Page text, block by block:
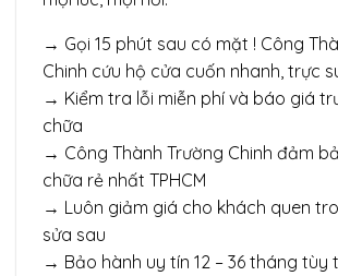
→ Gọi 15 phút sau có mặt ! Công
Chinh cứu hộ cửa cuốn nhanh, trực
→ Kiểm tra lỗi miễn phí và báo giá
chữa
→ Công Thành Trường Chinh đảm
chữa rẻ nhất TPHCM
→ Luôn giảm giá cho khách quen
sửa sau
→ Bảo hành uy tín 12 – 36 tháng tùy